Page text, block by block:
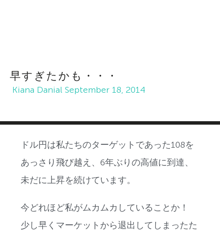
早すぎたかも・・・
Kiana Danial September 18, 2014
ドル円は私たちのターゲットであった108を
あっさり飛び越え、6年ぶりの高値に到達、
未だに上昇を続けています。
今どれほど私がムカムカしていることか！
少し早くマーケットから退出してしまったた